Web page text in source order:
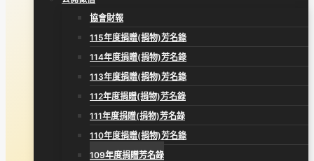
協會財報
115年度捐贈(捐物)芳名錄
114年度捐贈(捐物)芳名錄
113年度捐贈(捐物)芳名錄
112年度捐贈(捐物)芳名錄
111年度捐贈(捐物)芳名錄
110年度捐贈(捐物)芳名錄
109年度捐贈芳名錄